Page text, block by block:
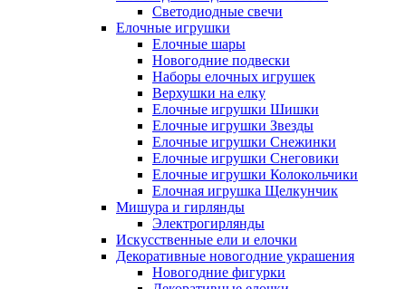
Светодиодные свечи
Елочные игрушки
Елочные шары
Новогодние подвески
Наборы елочных игрушек
Верхушки на елку
Елочные игрушки Шишки
Елочные игрушки Звезды
Елочные игрушки Снежинки
Елочные игрушки Снеговики
Елочные игрушки Колокольчики
Елочная игрушка Щелкунчик
Мишура и гирлянды
Электрогирлянды
Искусственные ели и елочки
Декоративные новогодние украшения
Новогодние фигурки